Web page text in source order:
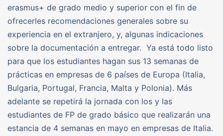
erasmus+ de grado medio y superior con el fin de
ofrecerles recomendaciones generales sobre su
experiencia en el extranjero, y, algunas indicaciones
sobre la documentación a entregar. Ya está todo listo
para que los estudiantes hagan sus 13 semanas de
prácticas en empresas de 6 países de Europa (Italia,
Bulgaria, Portugal, Francia, Malta y Polonia). Más
adelante se repetirá la jornada con los y las
estudiantes de FP de grado básico que realizarán una
estancia de 4 semanas en mayo en empresas de Italia.